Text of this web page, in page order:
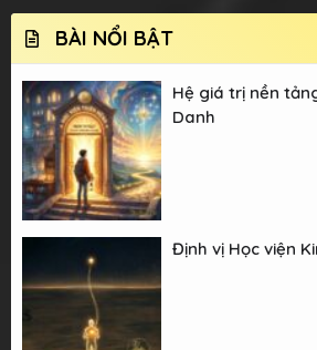
BÀI NỔI BẬT
Hệ giá trị nền
Danh
Định vị Học viện